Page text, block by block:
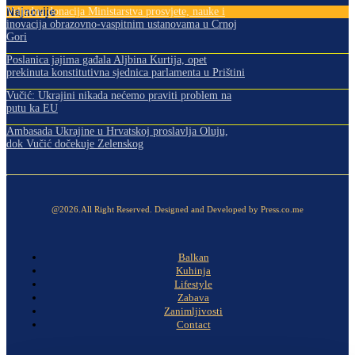
Najnovije
Vrijedna donacija Ministarstva prosvjete, nauke i
inovacija obrazovno-vaspitnim ustanovama u Crnoj
Gori
Poslanica jajima gađala Aljbina Kurtija, opet
prekinuta konstitutivna sjednica parlamenta u Prištini
Vučić: Ukrajini nikada nećemo praviti problem na
putu ka EU
Ambasada Ukrajine u Hrvatskoj proslavlja Oluju,
dok Vučić dočekuje Zelenskog
@2026.All Right Reserved. Designed and Developed by Press.co.me
Balkan
Kuhinja
Lifestyle
Zabava
Zanimljivosti
Contact